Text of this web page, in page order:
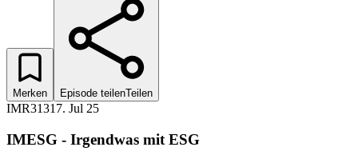
Merken Episode teilenTeilen
IMR31317. Jul 25
IMESG - Irgendwas mit ESG